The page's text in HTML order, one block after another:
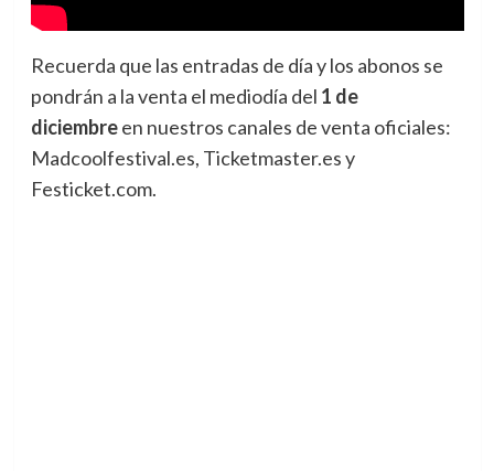
Recuerda que las entradas de día y los abonos se
pondrán a la venta el mediodía del 1 de
diciembreen nuestros canales de venta oficiales:
Madcoolfestival.es, Ticketmaster.es y
Festicket.com.